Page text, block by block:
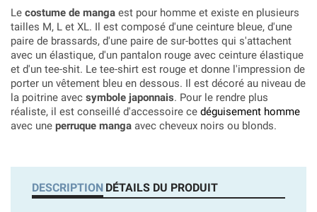
Le costume de manga est pour homme et existe en plusieurs
tailles M, L et XL. Il est composé d'une ceinture bleue, d'une
paire de brassards, d'une paire de sur-bottes qui s'attachent
avec un élastique, d'un pantalon rouge avec ceinture élastique
et d'un tee-shit. Le tee-shirt est rouge et donne l'impression de
porter un vêtement bleu en dessous. Il est décoré au niveau de
la poitrine avec symbole japonnais. Pour le rendre plus
réaliste, il est conseillé d'accessoire ce déguisement homme
avec une perruque manga avec cheveux noirs ou blonds.
DESCRIPTION DÉTAILS DU PRODUIT